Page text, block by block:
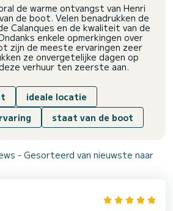
de warme ontvangst van Henri
de boot. Velen benadrukken de
Calanques en de kwaliteit van de
enkele opmerkingen over
zijn de meeste ervaringen zeer
ze onvergetelijke dagen op
verhuur ten zeerste aan.
ideale locatie
staat van de boot
- Gesorteerd van nieuwste naar